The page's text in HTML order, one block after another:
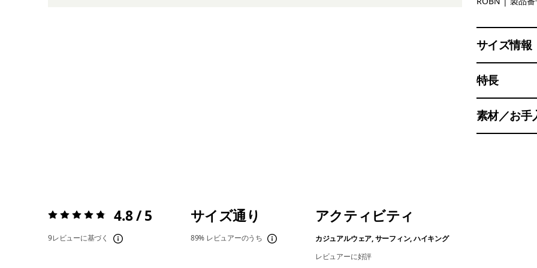
Robin
サイズ情報
特長
素材／お手
評価:4.8 / 5 4.8 / 5
9レビューに基づく
サイズ通り
89% レビュアーのうち
アクティビティ
カジュアルウェア, サーフィン, ハイキング
レビュアーに好評